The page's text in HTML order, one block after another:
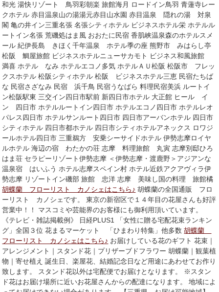
和光 湯快リゾート 鳥羽彩朝楽 旅館海月 ロードイン鳥羽 青蓮寺レー
クホテル 赤目温泉山の湯湯元赤目山水園 赤目温泉 隠れの湯 対泉
閣 亀の井イン三重名張 名張シティホテル ビジネスホテル栄 ホテルル
ートイン名張 荒磯処はま風 おおたに民宿 香肌峡温泉森のホテルスメ
ール 紀伊長島 きほく千年温泉 ホテル季の座 熊野市 みはらし亭
松阪 鯛屋旅館 ビジネスホテルニューサカモト ビジネス和風旅館
満喜 ホテル なみ ホテルエコノ多気 ホテルＡＵ松阪 松阪市 フレッ
クスホテル 松阪シティホテル 松阪 ビジネスホテル三恵 民宿たちば
な 民宿さざなみ 民宿 浜千鳥 民宿うなばら 料理民宿美浜 ルートイ
ン松阪駅東 三交イン四日市駅前 新四日市ホテル 大正館 ヒール イ
ン 四日市 ホテルルートイン四日市 ホテルエコノ四日市 ホテルレオ
パレス四日市 ホテルサンルート四日市 四日市アーバンホテル 四日市
シティホテル 四日市都ホテル 四日市シティホテルアネックス ロワジ
ールホテル四日市 三重鵜方 安乗シーサイドホテル 伊勢志摩ロイヤ
ルホテル 海辺の宿 わたかの荘 志摩 料理旅館 丸寅 志摩別邸ひろ
はま荘 セラピーリゾート伊勢志摩 ＜伊勢志摩・渡鹿野＞アジアンな
温泉宿 はいふう ホテル志摩スペイン村 ホテル近鉄アクアヴィラ伊
勢志摩 リゾートイン磯部 旅館 忠洋 志摩 美味し国の料理 旅館橘
胡蝶蘭 フローリスト カノシェはこちら♪ 胡蝶蘭の全国通販 フロ
ーリスト カノシェです。 東京の新宿区で１４年目の花屋さんも好評
営業中！！ マスコミや芸能界のお客様にも御利用頂いています。
《テレビ・雑誌掲載例》 日経PLUS1 「女性に贈る宅配花束ランキン
グ」全国３位 花まるマーケット 「ひまわり特集」他多数胡蝶蘭
フローリスト カノシェはこちら♪ お届けしている花のギフト 花束｜
アレンジメント｜スタンド花｜プリザーブドフラワー 胡蝶蘭｜観葉植
物｜寄せ植え 誕生日、楽屋花、結婚記念日など用途にあわせてお作り
致します。 スタンド花以外は宅配便でお届けとなります。 ※スタン
ド花はお届け場所に近いお花屋さんからの配達になります。 地域によ